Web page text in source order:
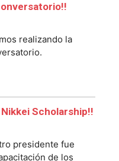
realizando la
Scholarship!!
presidente fue
de los